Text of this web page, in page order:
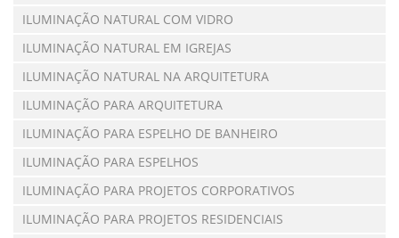
ILUMINAÇÃO NATURAL COM VIDRO
ILUMINAÇÃO NATURAL EM IGREJAS
ILUMINAÇÃO NATURAL NA ARQUITETURA
ILUMINAÇÃO PARA ARQUITETURA
ILUMINAÇÃO PARA ESPELHO DE BANHEIRO
ILUMINAÇÃO PARA ESPELHOS
ILUMINAÇÃO PARA PROJETOS CORPORATIVOS
ILUMINAÇÃO PARA PROJETOS RESIDENCIAIS